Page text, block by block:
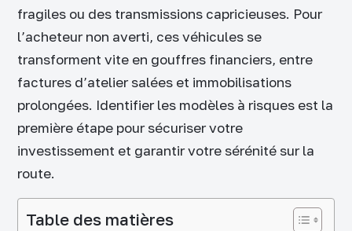
fragiles ou des transmissions capricieuses. Pour
l’acheteur non averti, ces véhicules se
transforment vite en gouffres financiers, entre
factures d’atelier salées et immobilisations
prolongées. Identifier les modèles à risques est la
première étape pour sécuriser votre
investissement et garantir votre sérénité sur la
route.
Table des matières